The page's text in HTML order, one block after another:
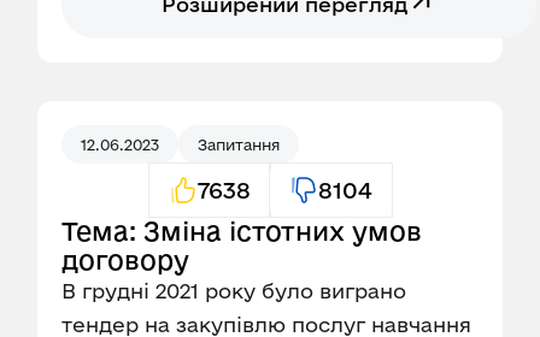
12.06.2023 Запитання
7638 8104
Тема: Зміна істотних умов
договору
В грудні 2021 року було виграно
тендер на закупівлю послуг навчання